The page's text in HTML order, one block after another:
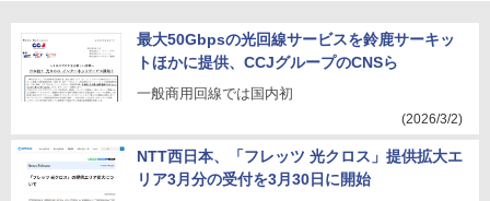
最大50Gbpsの光回線サービスを鈴鹿サーキッ
トほかに提供、CCJグループのCNSら
一般商用回線では国内初
(2026/3/2)
NTT西日本、「フレッツ 光クロス」提供拡大エ
リア3月分の受付を3月30日に開始